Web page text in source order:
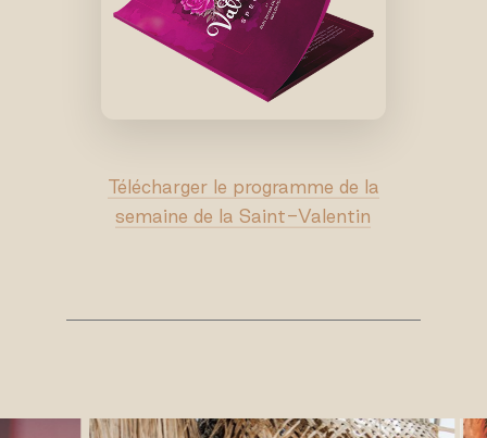
Télécharger le programme de la
semaine de la Saint-Valentin